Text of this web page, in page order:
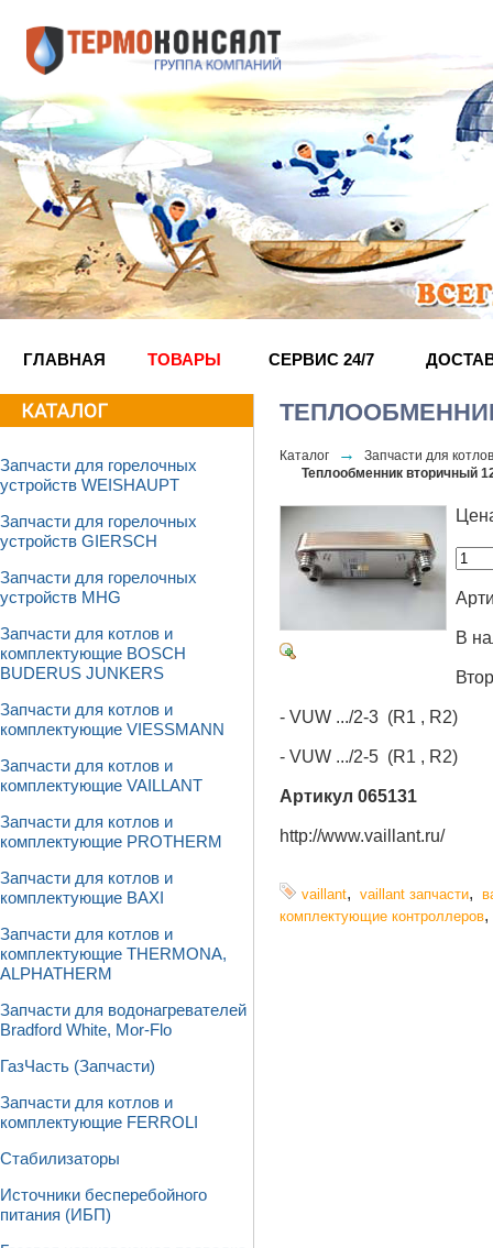
ГЛАВНАЯ ТОВАРЫ СЕРВИС 24/7
Запчасти для горелочных
устройств WEISHAUPT
Запчасти для горелочных
устройств GIERSCH
Запчасти для горелочных
устройств MHG
Запчасти для котлов и
комплектующие BOSCH
BUDERUS JUNKERS
Запчасти для котлов и
комплектующие VIESSMANN
Запчасти для котлов и
комплектующие VAILLANT
Запчасти для котлов и
комплектующие PROTHERM
Запчасти для котлов и
комплектующие BAXI
Запчасти для котлов и
комплектующие THERMONA,
ALPHATHERM
Запчасти для водонагревателей
Bradford White, Mor-Flo
ГазЧасть (Запчасти)
Запчасти для котлов и
комплектующие FERROLI
Стабилизаторы
Источники бесперебойного
питания (ИБП)
Каталог →
Запчасти для
Теплообменник вторичный
В
- VUW .../2-3 (R1 , R2)
- VUW .../2-5 (R1 , R2)
Артикул 065131
http://www.vaillant.ru/
vaillant, vaillant запчасти,
комплектующие контроллеров